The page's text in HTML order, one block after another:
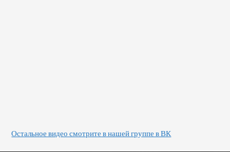
Остальное видео смотрите в нашей группе в ВК